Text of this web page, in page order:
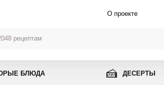
О проекте
БЛЮДА 🍰 ДЕСЕРТЫ